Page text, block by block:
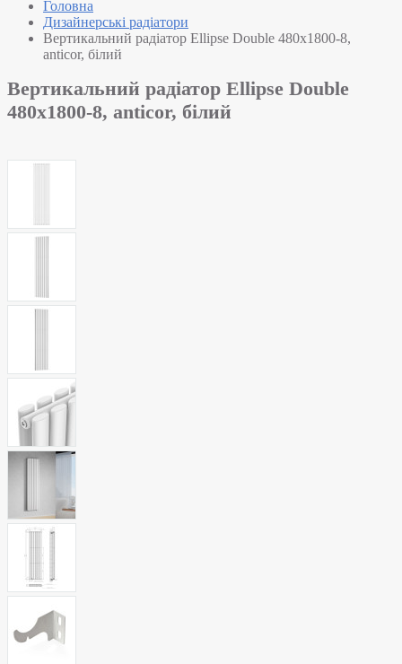
Головна
Дизайнерські радіатори
Вертикальний радіатор Ellipse Double 480х1800-8,
anticor, білий
Вертикальний радіатор Ellipse Double
480х1800-8, anticor, білий